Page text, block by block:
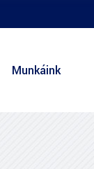
Munkáink